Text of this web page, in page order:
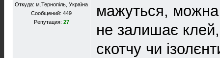
Откуда: м.Тернопіль, Україна
Сообщений: 449
Репутация: 27
мажуться, можна
не залишає клей,
скотчу чи